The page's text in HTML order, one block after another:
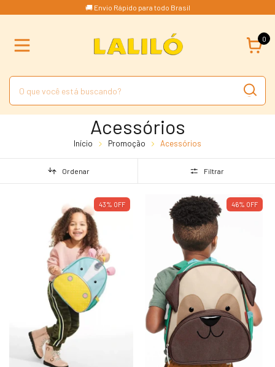
🚚 Envio Rápido para todo Brasil
0
Acessórios
Início Promoção Acessórios
Ordenar Filtrar
43% OFF 46% OFF